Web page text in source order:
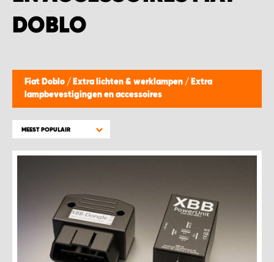
DOBLO
Fiat Doblo / Extra lichten & werklampen / Extra
lampbevestigingen en accessoires
MEEST POPULAIR
WORK SYSTEM BEST
WORK SYSTEM EVERDINGEN
WORK SYSTEM GORREDIJK
WORK SYSTEM GRONINGEN
WORK SYSTEM HARMELEN
WORK SYSTEM HARTWERD